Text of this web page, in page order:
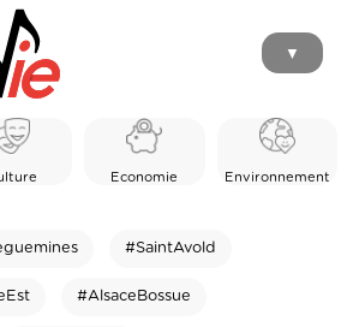
▼
Economie Environnement
#SaintAvold
#AlsaceBossue